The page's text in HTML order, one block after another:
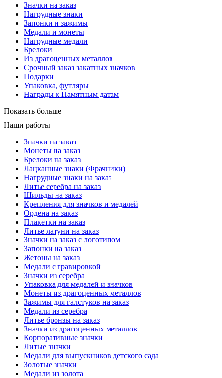
Значки на заказ
Нагрудные знаки
Запонки и зажимы
Медали и монеты
Нагрудные медали
Брелоки
Из драгоценных металлов
Срочный заказ закатных значков
Подарки
Упаковка, футляры
Награды к Памятным датам
Показать больше
Наши работы
Значки на заказ
Монеты на заказ
Брелоки на заказ
Лацканные знаки (Фрачники)
Нагрудные знаки на заказ
Литье серебра на заказ
Шильды на заказ
Крепления для значков и медалей
Ордена на заказ
Плакетки на заказ
Литье латуни на заказ
Значки на заказ с логотипом
Запонки на заказ
Жетоны на заказ
Медали с гравировкой
Значки из серебра
Упаковка для медалей и значков
Монеты из драгоценных металлов
Зажимы для галстуков на заказ
Медали из серебра
Литье бронзы на заказ
Значки из драгоценных металлов
Корпоративные значки
Литые значки
Медали для выпускников детского сада
Золотые значки
Медали из золота